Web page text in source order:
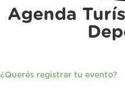
Agenda
¿Querés registrar tu evento?